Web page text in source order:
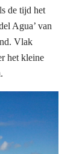
de tijd het
Agua’ van
Vlak
het kleine